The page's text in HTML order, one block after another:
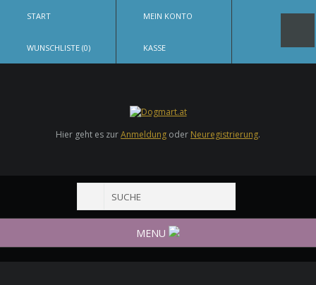
START MEIN KONTO
WUNSCHLISTE (0) KASSE
Hier geht es zurAnmeldung oder Neuregistrierung.
MENU